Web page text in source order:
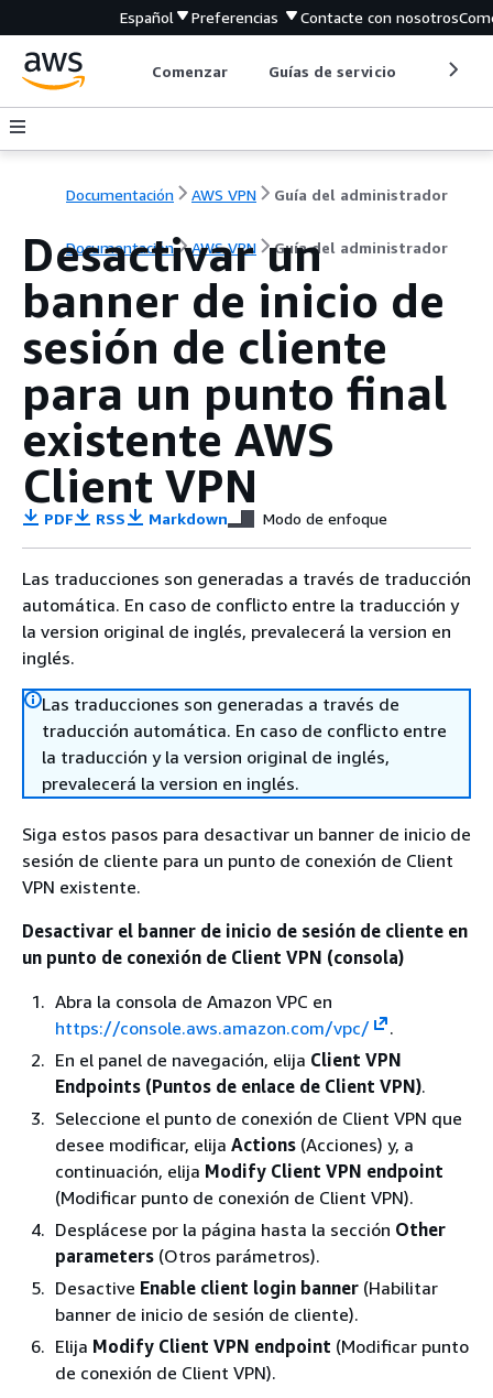
Español Preferencias Contacte con nosotros
Comenzar Guías de servicio
Documentación AWS VPN Guía del administrador
Documentación AWS VPN Guía del administrador
Desactivar un
banner de inicio de
sesión de cliente
para un punto final
existente AWS
Client VPN
PDF RSS Markdown Modo de enfoque
Las traducciones son generadas a través de traducción
automática. En caso de conflicto entre la traducción y
la version original de inglés, prevalecerá la version en
inglés.
Las traducciones son generadas a través de
traducción automática. En caso de conflicto entre
la traducción y la version original de inglés,
prevalecerá la version en inglés.
Siga estos pasos para desactivar un banner de inicio de
sesión de cliente para un punto de conexión de Client
VPN existente.
Desactivar el banner de inicio de sesión de cliente en
un punto de conexión de Client VPN (consola)
Abra la consola de Amazon VPC en
https://console.aws.amazon.com/vpc/
.
En el panel de navegación, elija Client VPN
Endpoints (Puntos de enlace de Client VPN).
Seleccione el punto de conexión de Client VPN que
desee modificar, elija Actions (Acciones) y, a
continuación, elija Modify Client VPN endpoint
(Modificar punto de conexión de Client VPN).
Desplácese por la página hasta la sección Other
parameters (Otros parámetros).
Desactive Enable client login banner (Habilitar
banner de inicio de sesión de cliente).
Elija Modify Client VPN endpoint (Modificar punto
de conexión de Client VPN).